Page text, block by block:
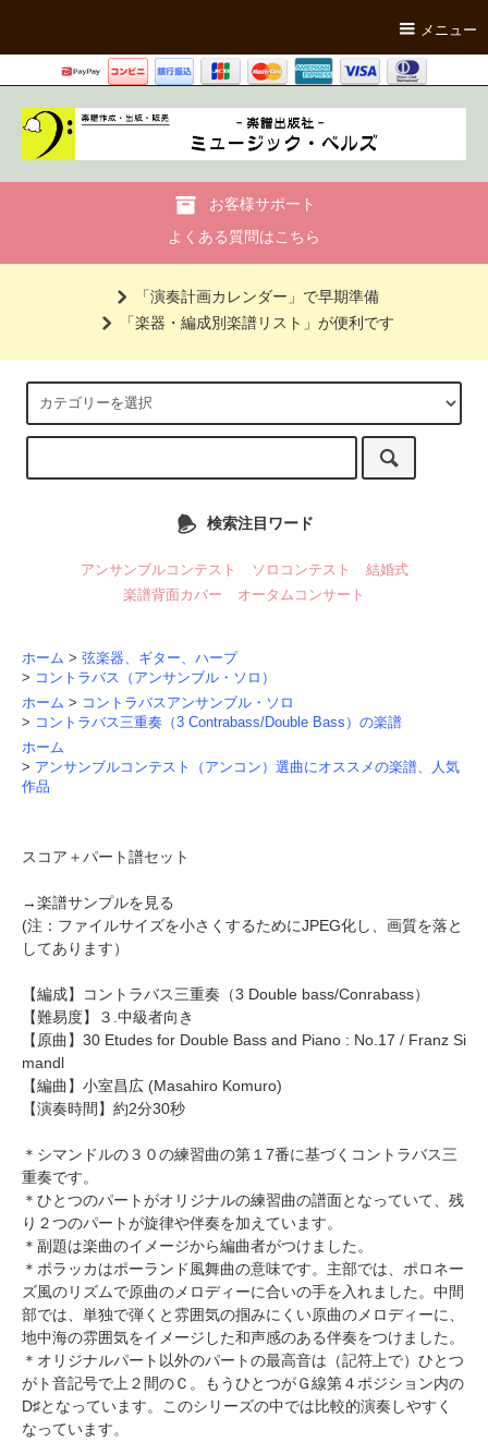
メニュー
お客様サポート
よくある質問はこちら
「演奏計画カレンダー」で早期準備
「楽器・編成別楽譜リスト」が便利です
検索注目ワード
アンサンブルコンテスト ソロコンテスト
結婚式
楽譜背面カバー
オータムコンサート
ホーム > 弦楽器、ギター、ハープ
> コントラバス（アンサンブル・ソロ）
ホーム > コントラバスアンサンブル・ソロ
> コントラバス三重奏（3 Contrabass/Double Bass）の楽譜
ホーム
> アンサンブルコンテスト（アンコン）選曲にオススメの楽譜、人気
作品
スコア＋パート譜セット
→楽譜サンプルを見る
(注：ファイルサイズを小さくするためにJPEG化し、画質を落と
してあります）
【編成】 コントラバス三重奏 （3 Double bass/Conrabass）
【難易度】３.中級者向き
【原曲】 30 Etudes for Double Bass and Piano : No.17 / Franz Si
mandl
【編曲】 小室昌広 (Masahiro Komuro)
【演奏時間】約2分30秒
＊シマンドルの３０の練習曲の第１7番に基づくコントラバス三
重奏です。
＊ひとつのパートがオリジナルの練習曲の譜面となっていて、残
り２つのパートが旋律や伴奏を加えています。
＊副題は楽曲のイメージから編曲者がつけました。
＊ポラッカはポーランド風舞曲の意味です。主部では、ポロネー
ズ風のリズムで原曲のメロディーに合いの手を入れました。中間
部では、単独で弾くと雰囲気の掴みにくい原曲のメロディーに、
地中海の雰囲気をイメージした和声感のある伴奏をつけました。
＊オリジナルパート以外のパートの最高音は（記符上で）ひとつ
がト音記号で上２間のＣ。もうひとつがＧ線第４ポジション内の
D♯となっています。このシリーズの中では比較的演奏しやすく
なっています。